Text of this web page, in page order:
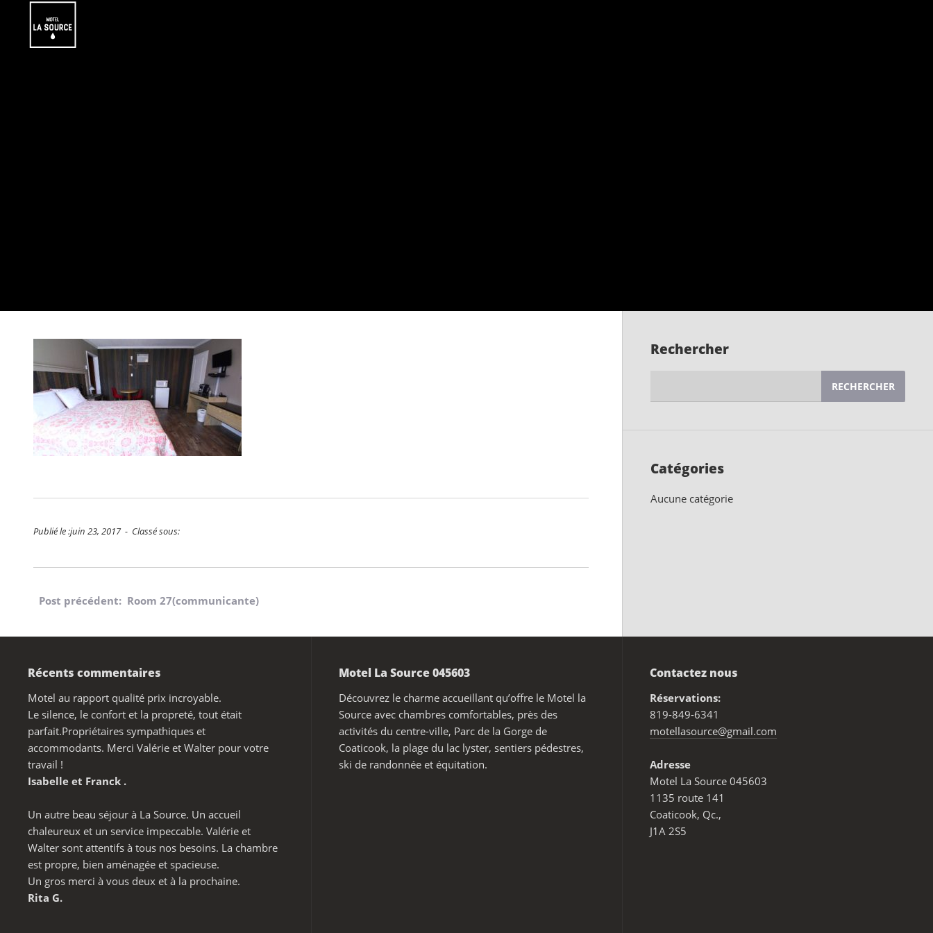
Publié le :juin 23, 2017 - Classé sous:
Navigation
Post précédent: Room 27(communicante)
Rechercher
Catégories
Aucune catégorie
Récents commentaires
Motel au rapport qualité prix incroyable.
Le silence, le confort et la propreté, tout était
parfait.Propriétaires sympathiques et
accommodants. Merci Valérie et Walter pour votre
travail !
Isabelle et Franck .
Un autre beau séjour à La Source. Un accueil
chaleureux et un service impeccable. Valérie et
Walter sont attentifs à tous nos besoins. La chambre
est propre, bien aménagée et spacieuse.
Un gros merci à vous deux et à la prochaine.
Rita G.
Motel La Source 045603
Découvrez le charme accueillant qu’offre le Motel la
Source avec chambres comfortables, près des
activités du centre-ville, Parc de la Gorge de
Coaticook, la plage du lac lyster, sentiers pédestres,
ski de randonnée et équitation.
Contactez nous
Réservations:
819-849-6341
motellasource@gmail.com
Adresse
Motel La Source 045603
1135 route 141
Coaticook, Qc.,
J1A 2S5